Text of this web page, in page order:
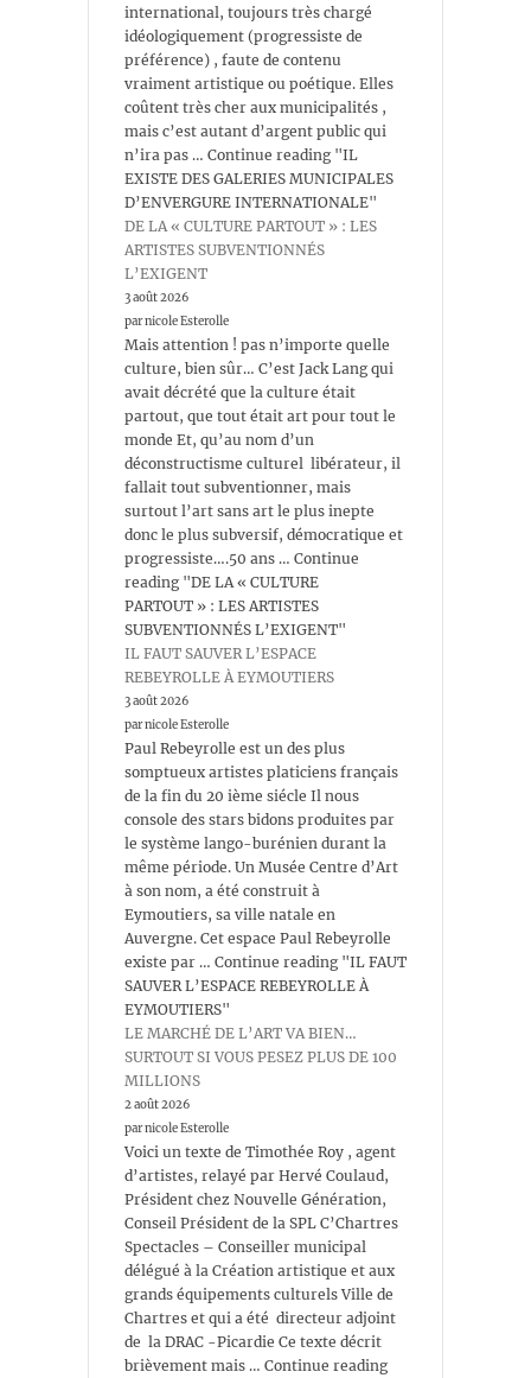
international, toujours très chargé
idéologiquement (progressiste de
préférence) , faute de contenu
vraiment artistique ou poétique. Elles
coûtent très cher aux municipalités ,
mais c’est autant d’argent public qui
n’ira pas … Continue reading "IL
EXISTE DES GALERIES MUNICIPALES
D’ENVERGURE INTERNATIONALE"
DE LA « CULTURE PARTOUT » : LES
ARTISTES SUBVENTIONNÉS
L’EXIGENT
3 août 2026
par nicole Esterolle
Mais attention ! pas n’importe quelle
culture, bien sûr… C’est Jack Lang qui
avait décrété que la culture était
partout, que tout était art pour tout le
monde Et, qu’au nom d’un
déconstructisme culturel libérateur, il
fallait tout subventionner, mais
surtout l’art sans art le plus inepte
donc le plus subversif, démocratique et
progressiste….50 ans … Continue
reading "DE LA « CULTURE
PARTOUT » : LES ARTISTES
SUBVENTIONNÉS L’EXIGENT"
IL FAUT SAUVER L’ESPACE
REBEYROLLE À EYMOUTIERS
3 août 2026
par nicole Esterolle
Paul Rebeyrolle est un des plus
somptueux artistes platiciens français
de la fin du 20 ième siécle Il nous
console des stars bidons produites par
le système lango-burénien durant la
même période. Un Musée Centre d’Art
à son nom, a été construit à
Eymoutiers, sa ville natale en
Auvergne. Cet espace Paul Rebeyrolle
existe par … Continue reading "IL FAUT
SAUVER L’ESPACE REBEYROLLE À
EYMOUTIERS"
LE MARCHÉ DE L’ART VA BIEN…
SURTOUT SI VOUS PESEZ PLUS DE 100
MILLIONS
2 août 2026
par nicole Esterolle
Voici un texte de Timothée Roy , agent
d’artistes, relayé par Hervé Coulaud,
Président chez Nouvelle Génération,
Conseil Président de la SPL C’Chartres
Spectacles – Conseiller municipal
délégué à la Création artistique et aux
grands équipements culturels Ville de
Chartres et qui a été directeur adjoint
de la DRAC -Picardie Ce texte décrit
brièvement mais … Continue reading